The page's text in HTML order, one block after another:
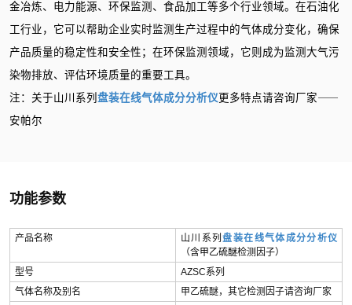
金冶炼、电力能源、环保监测、食品加工等多个行业领域。在石油化
工行业，它可以帮助企业实时监测生产过程中的气体成分变化，确保
产品质量的稳定性和安全性；在环保监测领域，它则成为监测大气污
染物排放、评估环境质量的重要工具。
注：关于山川系列 盘装在线气体成分分析仪 更多特点请咨询厂家⸺
安帕尔
功能参数
产品名称 山川系列盘装在线气体成分分析仪
（含甲乙硫醚检测因子）
型号
AZSC系列
气体名称及别名
甲乙硫醚，其它检测因子请咨询厂家